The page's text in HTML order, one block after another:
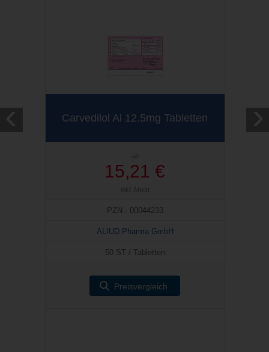
Carvedilol Al 12.5mg Tabletten
ab
15,21 €
inkl. Mwst
PZN : 00044233
ALIUD Pharma GmbH
50 ST / Tabletten
Preisvergleich